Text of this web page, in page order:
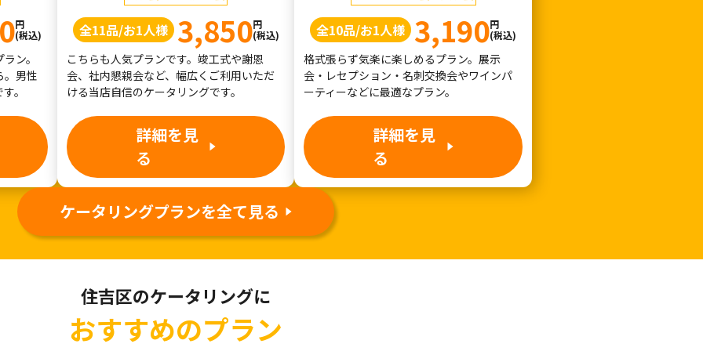
円
(税込)
ン。
。男性
。
全11品/お1人様 3,850円
(税込)
こちらも人気プランです。竣工式や謝恩
会、社内懇親会など、幅広くご利用いただ
ける当店自信のケータリングです。
詳細を見
る
全10品/お1人様 3,190円
(税込)
格式張らず気楽に楽しめるプラン。展示
会・レセプション・名刺交換会やワインパ
ーティーなどに最適なプラン。
詳細を見
る
ケータリングプランを全て見る
住吉区のケータリングに
おすすめのプラン